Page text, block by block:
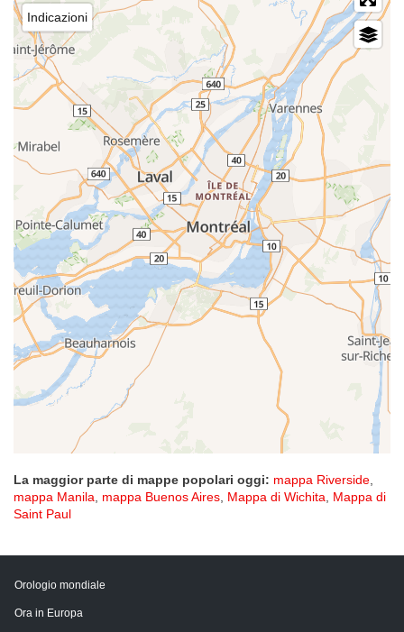
Indicazioni
La maggior parte di mappe popolari oggi: mappa Riverside,
mappa Manila, mappa Buenos Aires, Mappa di Wichita, Mappa di
Saint Paul
Orologio mondiale
Ora in Europa